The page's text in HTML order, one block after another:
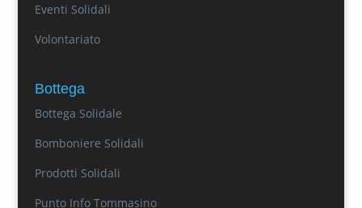
Eventi Solidali
Volontariato
Bottega
Bottega Solidale
Bomboniere Solidali
Prodotti Solidali
Punto Info Tommasino